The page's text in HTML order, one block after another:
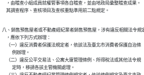
    ，由稽查小組成員就權管事項各自稽查，並由地政局彙整稽查成果。
    其調查程序、查核項目及查核重點準用前二點規定。
八、銷售預售屋者或不動產經紀業者銷售預售屋，涉有違反相關法令規
    ，應依下列方式辦理：
    （一）違反消費者保護法規定者，依該法及臺北市消費者保護自治條
          例辦理。
    （二）違反公平交易法、公寓大廈管理條例、所得稅法或其他法令規
          定時，移請各該主管機關處理。